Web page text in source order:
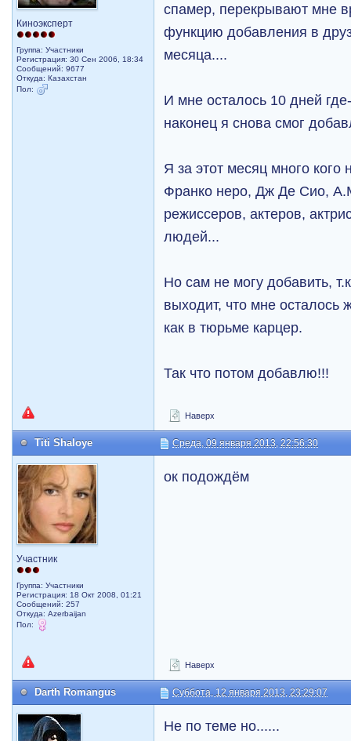
Киноэксперт
Группа: Участники
Регистрация: 30 Сен 2006, 18:34
Сообщений: 9677
Откуда: Казахстан
Пол:
спамер, перекрывают мне
функцию добавления в
месяца....
И мне осталось 10 дней
наконец я снова смог
Я за этот месяц много
Франко неро, Дж Де Сио,
режиссеров, актеров,
людей...
Но сам не могу добавить,
выходит, что мне осталось
как в тюрьме карцер.
Так что потом добавлю!!!
Наверх
Titi Shaloye Среда, 09 января 2013, 22:56:30
Участник
Группа: Участники
Регистрация: 18 Окт 2008, 01:21
Сообщений: 257
Откуда: Azerbaijan
Пол:
ок подождём
Наверх
Darth Romangus Суббота, 12 января 2013, 23:29:07
Не по теме но......